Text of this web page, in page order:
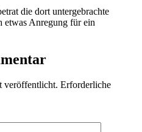
die dort untergebrachte
etwas Anregung für ein
veröffentlicht. Erforderliche